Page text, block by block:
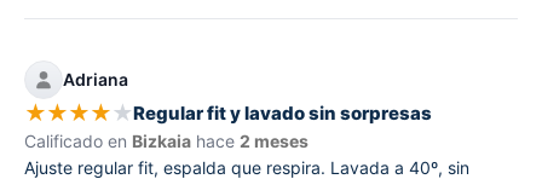
Adriana
★★★★★Regular fit y lavado sin sorpresas
Calificado en Bizkaia hace 2 meses
Ajuste regular fit, espalda que respira. Lavada a 40º, sin